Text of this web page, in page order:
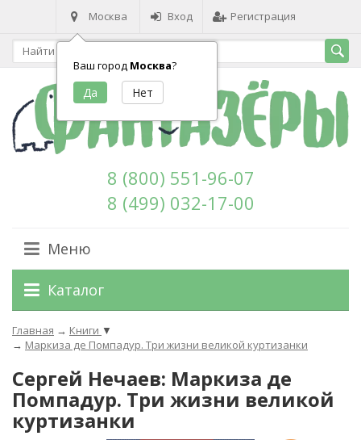
Москва
Ваш город Москва?
Вход Регистрация
8 (800) 551-96-07
8 (499) 032-17-00
Меню
Каталог
Главная → Книги ▼
→ Маркиза де Помпадур. Три жизни великой куртизанки
Сергей Нечаев: Маркиза де
Помпадур. Три жизни великой
куртизанки